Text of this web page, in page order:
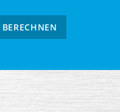
BERECHNEN